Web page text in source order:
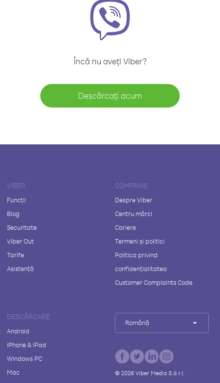
Încă nu aveți Viber?
Descărcați acum
VIBER
Funcții
Blog
Securitate
Viber Out
Tarife
Asistență
COMPANIE
Despre Viber
Centru mărci
Cariere
Termeni și politici
Politica privind
confidențialitatea
Customer Complaints Code
DESCĂRCARE
Android
iPhone & iPad
Windows PC
Mac
Română
© 2026Viber Media S.à r.l.